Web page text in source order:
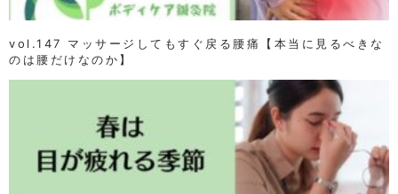
vol.147 マッサージしてもすぐ戻る腰痛【本当に見るべきな
のは腰だけなのか】